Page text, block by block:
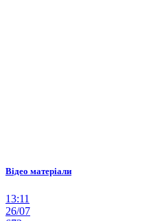
Відео матеріали
13:11
26/07